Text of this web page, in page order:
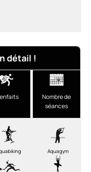
détail !
Nombre de
séances
Aquagym